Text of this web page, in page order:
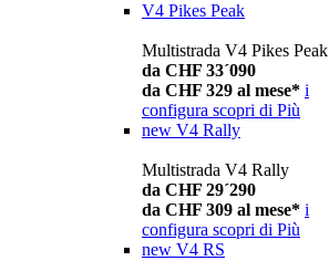
V4 Pikes Peak
Multistrada V4 Pikes Peak
da CHF 33´090
da CHF 329 al mese* i
configura scopri di Più
new V4 Rally
Multistrada V4 Rally
da CHF 29´290
da CHF 309 al mese* i
configura scopri di Più
new V4 RS